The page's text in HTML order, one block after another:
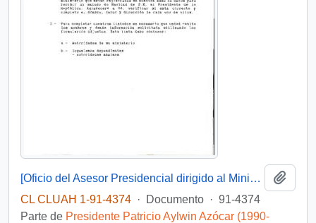
[Oficio del Asesor Presidencial dirigido al Ministro de Relaciones Exteriores]
CL CLUAH 1-91-4374 · Documento · 91-4374
Parte de Presidente Patricio Aylwin Azócar (1990-